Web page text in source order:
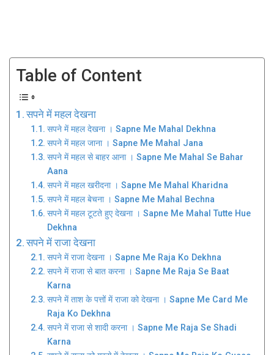
Table of Content
सपने में महल देखना
सपने में महल देखना । Sapne Me Mahal Dekhna
सपने में महल जाना । Sapne Me Mahal Jana
सपने में महल से बाहर आना । Sapne Me Mahal Se Bahar
Aana
सपने में महल खरीदना । Sapne Me Mahal Kharidna
सपने में महल बेचना । Sapne Me Mahal Bechna
सपने में महल टूटते हुए देखना । Sapne Me Mahal Tutte Hue
Dekhna
सपने में राजा देखना
सपने में राजा देखना । Sapne Me Raja Ko Dekhna
सपने में राजा से बात करना । Sapne Me Raja Se Baat
Karna
सपने में ताश के पत्तों में राजा को देखना । Sapne Me Card Me
Raja Ko Dekhna
सपने में राजा से शादी करना । Sapne Me Raja Se Shadi
Karna